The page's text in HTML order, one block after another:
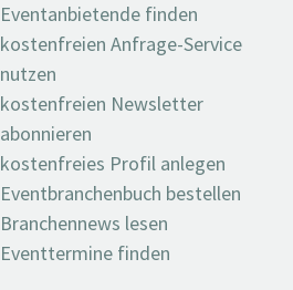
Eventanbietende finden
kostenfreien Anfrage-Service
nutzen
kostenfreien Newsletter
abonnieren
kostenfreies Profil anlegen
Eventbranchenbuch bestellen
Branchennews lesen
Eventtermine finden